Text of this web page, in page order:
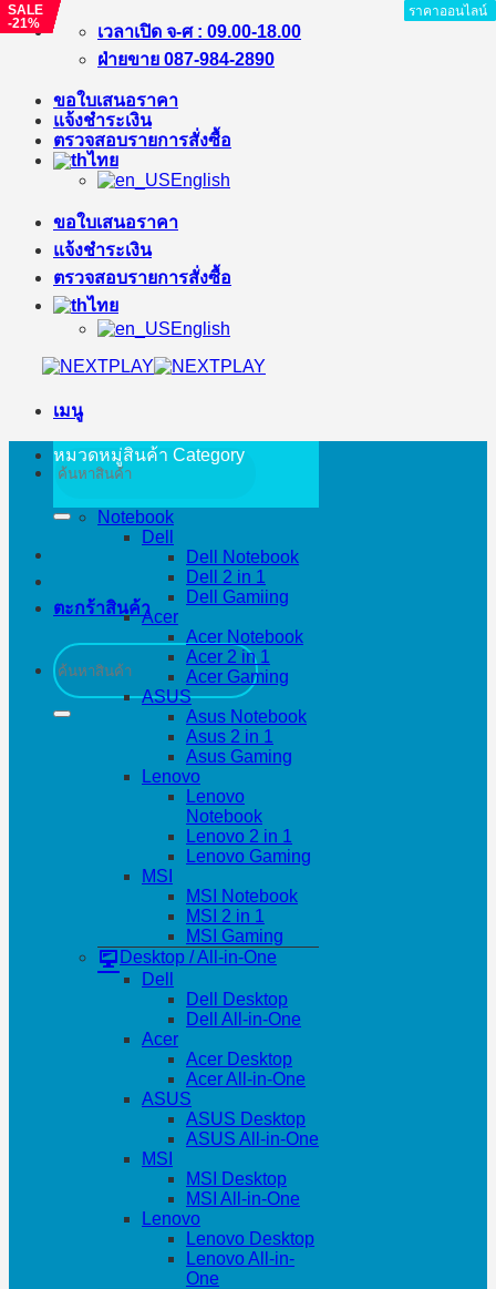
ข้าม
เนื้อหา
เวลาเปิด จ-ศ : 09.00-18.00
ฝ่ายขาย 087-984-2890
ขอใบเสนอราคา
แจ้งชำระเงิน
ตรวจสอบรายการสั่งซื้อ
ไทย
English
ขอใบเสนอราคา
แจ้งชำระเงิน
ตรวจสอบรายการสั่งซื้อ
ไทย
English
เมนู
ค้นหา:
ตะกร้าสินค้า
ค้นหา:
หมวดหมู่สินค้า Category
Notebook
Dell
Dell Notebook
Dell 2 in 1
Dell Gamiing
Acer
Acer Notebook
Acer 2 in 1
Acer Gaming
ASUS
Asus Notebook
Asus 2 in 1
Asus Gaming
Lenovo
Lenovo
Notebook
Lenovo 2 in 1
Lenovo Gaming
MSI
MSI Notebook
MSI 2 in 1
MSI Gaming
Desktop / All-in-One
Dell
Dell Desktop
Dell All-in-One
Acer
Acer Desktop
Acer All-in-One
ASUS
ASUS Desktop
ASUS All-in-One
MSI
MSI Desktop
MSI All-in-One
Lenovo
Lenovo Desktop
Lenovo All-in-
One
ราคาออนไลน์
SALE
-21%
ราคาออนไลน์
SALE
-%
ราคาออนไลน์
SALE
-%
ราคาออนไลน์
SALE
-23%
ราคาออนไลน์
SALE
-20%
ราคาออนไลน์
SALE
-%
ราคาออนไลน์
SALE
-17%
ราคาออนไลน์
SALE
-%
ราคาออนไลน์
SALE
-%